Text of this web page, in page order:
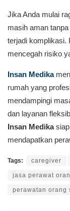
Jika Anda mulai
masih aman
terjadi komplikasi.
mencegah risiko
Insan Medika
rumah yang
mendampingi
dan layanan
Insan Medikasiap
mendapatkan
Tags: caregiver
jasa perawat
perawatan orang